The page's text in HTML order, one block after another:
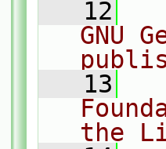
   12
GNU
   13
the